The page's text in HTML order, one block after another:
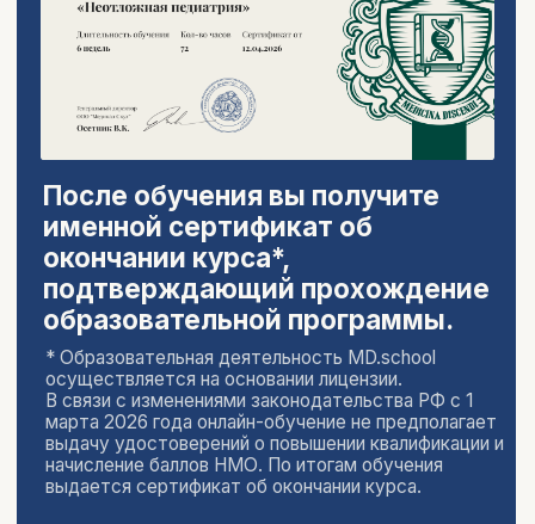
Усанова Светлана
Валерьевна
Врач-эндокринолог
Стаж работы более 15 лет
Старший преподаватель кафедры
педиатрии
Докладчик российских и
международных конференций